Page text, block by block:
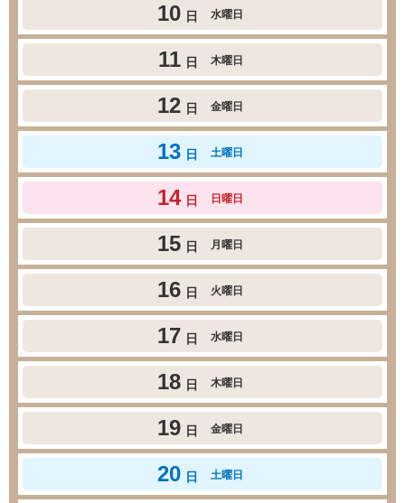
10 日 水曜日
11 日 木曜日
12 日 金曜日
13 日 土曜日
14 日 日曜日
15 日 月曜日
16 日 火曜日
17 日 水曜日
18 日 木曜日
19 日 金曜日
20 日 土曜日